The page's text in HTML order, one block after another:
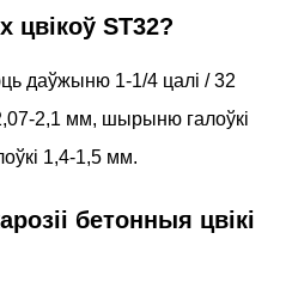
цвікоў ST32?
даўжыню 1-1/4 цалі / 32
2,1 мм, шырыню галоўкі
1,4-1,5 мм.
бетонныя цвікі